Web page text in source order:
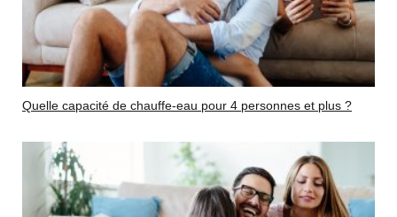
Quelle capacité de chauffe-eau pour 4 personnes et plus ?